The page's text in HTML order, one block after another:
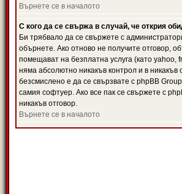
Върнете се в началото
С кого да се свържа в случай, че открия
Би трябвало да се свържете с
обърнете. Ако отново не получите отговор,
помещават на безплатна услуга (като yahoo,
няма абсолютно никакъв контрол и в
безсмислено е да се свързвате с phpBB
самия софтуер. Ако все пак се свържете с
никакъв отговор.
Върнете се в началото